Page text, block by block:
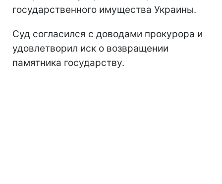
государственного имущества Украины.
Суд согласился с доводами прокурора и
удовлетворил иск о возвращении
памятника государству.